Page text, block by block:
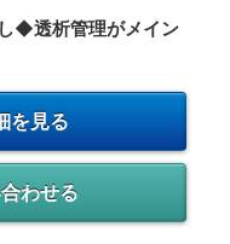
◆透析管理がメイン
を見る
わせる